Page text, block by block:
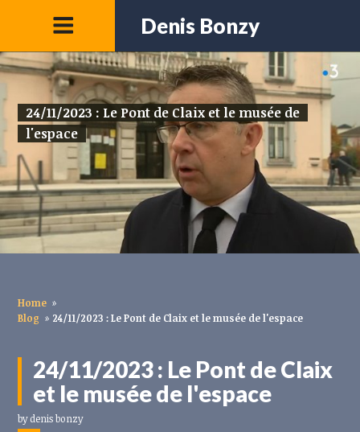
Denis Bonzy
24/11/2023 : Le Pont de Claix et le musée de
l'espace
Home »
Blog » 24/11/2023 : Le Pont de Claix et le musée de l'espace
24/11/2023 : Le Pont de Claix
et le musée de l'espace
bydenis bonzy